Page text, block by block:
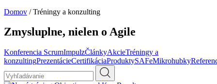
Domov / Tréningy a konzulting
Zmysluplne, nielen o Agile
Konferencia ScrumImpulzČlánkyAkcieTréningy a
konzultingPrezentácieCertifikáciaProduktySAFeMikrohubky